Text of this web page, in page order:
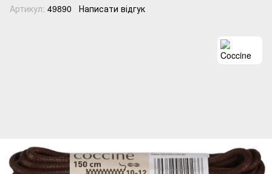
Артикул: 49890 Написати відгук